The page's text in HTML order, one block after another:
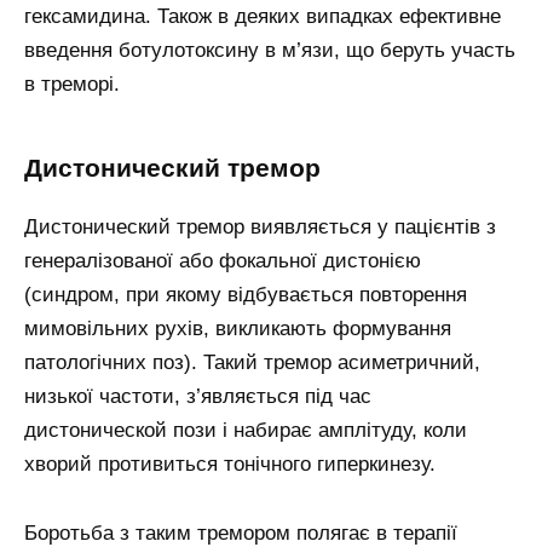
гексамидина. Також в деяких випадках ефективне
введення ботулотоксину в м’язи, що беруть участь
в треморі.
Дистонический тремор
Дистонический тремор виявляється у пацієнтів з
генералізованої або фокальної дистонією
(синдром, при якому відбувається повторення
мимовільних рухів, викликають формування
патологічних поз). Такий тремор асиметричний,
низької частоти, з’являється під час
дистонической пози і набирає амплітуду, коли
хворий противиться тонічного гиперкинезу.
Боротьба з таким тремором полягає в терапії